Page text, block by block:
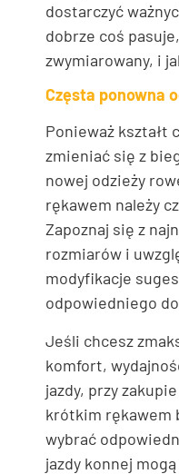
dostarczyć
dobrze coś
zwymiarowany, i
Częsta ponowna
Ponieważ kształt
zmieniać się z
nowej odzieży
rękawem należy
Zapoznaj się z
rozmiarów i
modyfikacje
odpowiedniego
Jeśli chcesz
komfort,
jazdy, przy
krótkim rękawem
wybrać
jazdy konnej